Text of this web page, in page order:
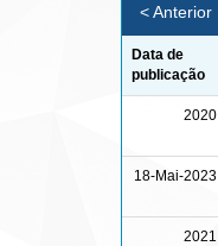
< Anterior
Data de
publicação
2020
18-Mai-2023
2021